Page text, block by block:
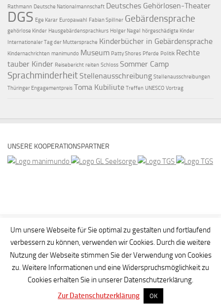
Rathmann Deutsche Nationalmannschaft Deutsches Gehörlosen-Theater
DGS Ege Karar Europawahl Fabian Spillner Gebärdensprache
gehörlose Kinder Hausgebärdensprachkurs Holger Nagel hörgeschädigte Kinder
Internationaler Tag der Muttersprache Kinderbücher in Gebärdensprache
Kindernachrichten manimundo Museum Patty Shores Pferde Politik Rechte
tauber Kinder Reisebericht reiten Schloss Sommer Camp
Sprachminderheit Stellenausschreibung Stellenausschreibungen
Thüringer Engagementpreis Toma Kubiliute Treffen UNESCO Vortrag
UNSERE KOOPERATIONSPARTNER
Um unsere Webseite für Sie optimal zu gestalten und fortlaufend
verbessern zu können, verwenden wir Cookies. Durch die weitere
Nutzung der Webseite stimmen Sie der Verwendung von Cookies
zu. Weitere Informationen und eine Widerspruchsmöglichkeit zu
Cookies erhalten Sie in unserer Datenschutzerklärung.
Zur Datenschutzerklärung
OK